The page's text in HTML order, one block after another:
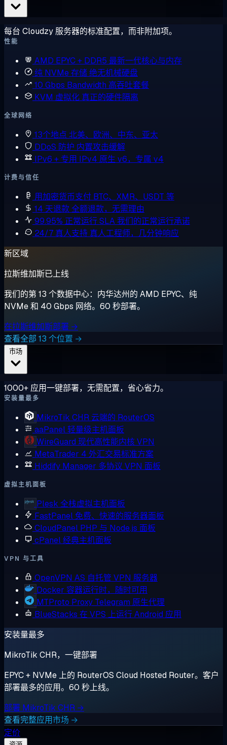
每台 Cloudzy 服务器的标准配置，而非附加项。
性能
AMD EPYC + DDR5 最新一代核心与内存
纯 NVMe 存储绝无机械硬盘
10 Gbps Bandwidth 高吞吐套餐
KVM 虚拟化 真正的硬件隔离
全球网络
13个地点 北美、欧洲、中东、亚太
DDoS 防护 内置攻击缓解
IPv6 + 专用 IPv4 原生 v6，专属 v4
计费与信任
用加密货币支付 BTC、XMR、USDT 等
14 天退款全额退款，无需理由
99.95% 正常运行 SLA我们的正常运行承诺
24/7 真人支持 真人工程师，几分钟响应
新区域
拉斯维加斯已上线
我们的第 13 个数据中心：内华达州的 AMD EPYC、纯
NVMe 和 40 Gbps 网络。60 秒部署。
在拉斯维加斯部署 →
查看全部 13 个位置 →
1000+ 应用一键部署，无需配置，省心省力。
安装量最多
MikroTik CHR 云端的 RouterOS
aaPanel轻量级主机面板
WireGuard 现代高性能内核 VPN
MetaTrader 4 外汇交易标准方案
Hiddify Manager 多协议 VPN 面板
虚拟主机面板
Plesk 全栈虚拟主机面板
FastPanel 免费、快速的服务器面板
CloudPanel PHP 与 Node.js 面板
cPanel经典主机面板
VPN 与工具
OpenVPN AS 自托管 VPN 服务器
Docker 容器运行时，随时可用
MTProto Proxy Telegram 原生代理
BlueStacks 在 VPS 上运行 Android 应用
安装量最多
MikroTik CHR，一键部署
EPYC + NVMe 上的 RouterOS Cloud Hosted Router。客户
部署最多的应用。60 秒上线。
部署 MikroTik CHR →
查看完整应用市场 →
定价